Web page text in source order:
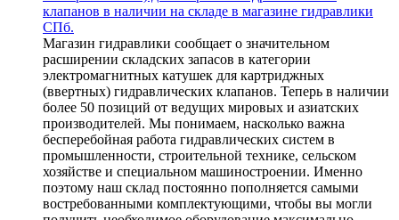
клапанов в наличии на складе в магазине гидравлики
СПб.
Магазин гидравлики сообщает о значительном
расширении складских запасов в категории
электромагнитных катушек для картриджных
(ввертных) гидравлических клапанов. Теперь в наличии
более 50 позиций от ведущих мировых и азиатских
производителей. Мы понимаем, насколько важна
бесперебойная работа гидравлических систем в
промышленности, строительной технике, сельском
хозяйстве и специальном машиностроении. Именно
поэтому наш склад постоянно пополняется самыми
востребованными комплектующими, чтобы вы могли